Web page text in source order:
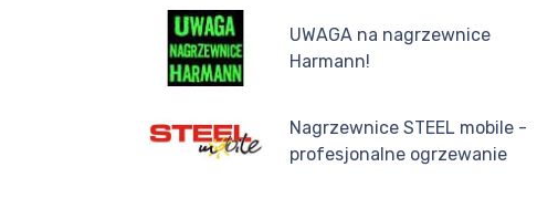
UWAGA na nagrzewnice
Harmann!
Nagrzewnice STEEL mobile -
profesjonalne ogrzewanie